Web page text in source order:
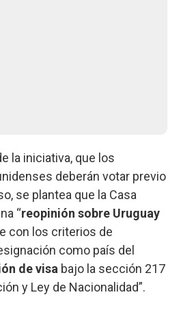
la iniciativa, que los
deberán votar previo
se plantea que la Casa
“reopinión sobre Uruguay
con los criterios de
como país del
de visa bajo la sección 217
y Ley de Nacionalidad”.